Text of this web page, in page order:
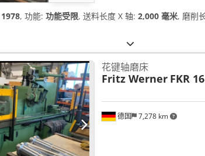
1978, 功能: 功能受限, 送料长度 X 轴: 2,000 毫米, 磨削
德国 7,278 km
花键轴磨床
Fritz Werner FKR 16